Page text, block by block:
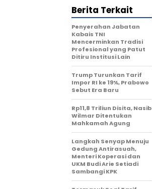
Berita Terkait
Penyerahan Jabatan
Kabais TNI
Mencerminkan Tradisi
Profesional yang Patut
Ditiru Institusi Lain
Trump Turunkan Tarif
Impor RI ke 19%, Prabowo
Sebut Era Baru
Rp11,8 Triliun Disita, Nasib
Wilmar Ditentukan
Mahkamah Agung
Langkah Senyap Menuju
Gedung Antirasuah,
Menteri Koperasi dan
UKM Budi Arie Setiadi
Sambangi KPK